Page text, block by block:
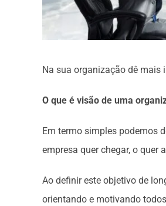
Na sua organização dê mais
O que é visão de uma
Em termo simples podemos
empresa quer chegar, o quer
Ao definir este objetivo de
orientando e motivando